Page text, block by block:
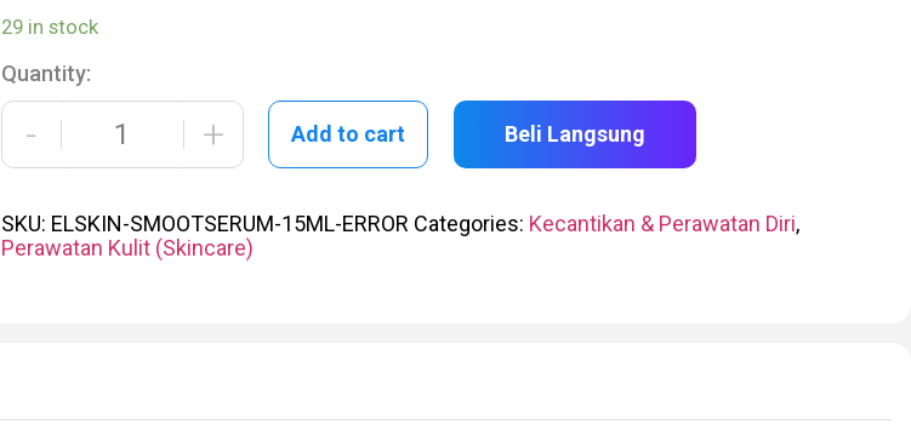
29 in stock
Quantity:
- + Add to cart Beli Langsung
SKU: ELSKIN-SMOOTSERUM-15ML-ERROR Categories: Kecantikan & Perawatan Diri,
Perawatan Kulit (Skincare)